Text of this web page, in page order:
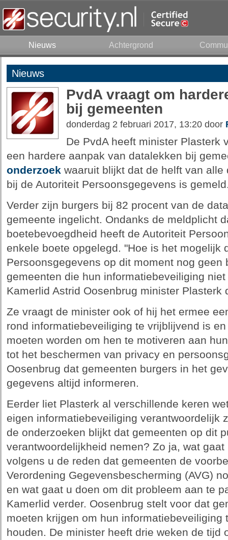
Nieuws Achtergrond
Nieuws
PvdA vraagt om
bij gemeenten
donderdag 2 februari 2017, 13:20 door
De PvdA heeft minister Plasterk
een hardere aanpak van datalekken bij
onderzoekwaaruit blijkt dat de helft van alle
bij de Autoriteit Persoonsgegevens is
Verder zijn burgers bij 82 procent van de
gemeente ingelicht. Ondanks de meldplicht
boetebevoegdheid heeft de Autoriteit
enkele boete opgelegd. "Hoe is het mogelijk
Persoonsgegevens op dit moment nog geen
gemeenten die hun informatiebeveiliging
Kamerlid Astrid Oosenbrug minister Plasterk
Ze vraagt de minister ook of hij het ermee
rond informatiebeveiliging te vrijblijvend is
moeten worden om hen te motiveren aan
tot het beschermen van privacy en
Oosenbrug dat gemeenten burgers in het
gegevens altijd informeren.
Eerder liet Plasterk al verschillende keren
eigen informatiebeveiliging verantwoordelijk
de onderzoeken blijkt dat gemeenten op dit
verantwoordelijkheid nemen? Zo ja, wat
volgens u de reden dat gemeenten de
Verordening Gegevensbescherming (AVG)
en wat gaat u doen om dit probleem aan te
Kamerlid verder. Oosenbrug stelt voor dat
moeten krijgen om hun informatiebeveiliging
houden. De minister heeft drie weken de tijd